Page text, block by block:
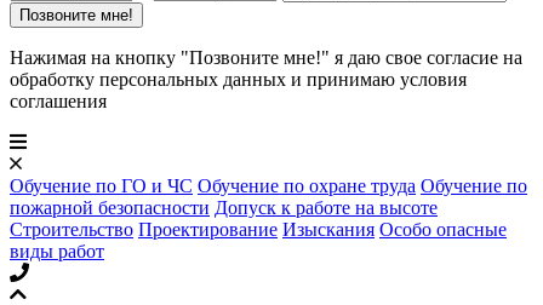
Нажимая на кнопку "Позвоните мне!" я даю свое согласие на
обработку персональных данных и принимаю условия
соглашения
Обучение по ГО и ЧС Обучение по охране труда Обучение по
пожарной безопасности Допуск к работе на высоте
Строительство Проектирование Изыскания Особо опасные
виды работ